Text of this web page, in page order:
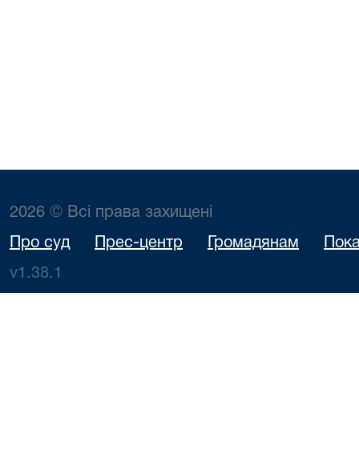
2026 © Всі права захищені
Про суд Прес-центр Громадянам
v1.38.1